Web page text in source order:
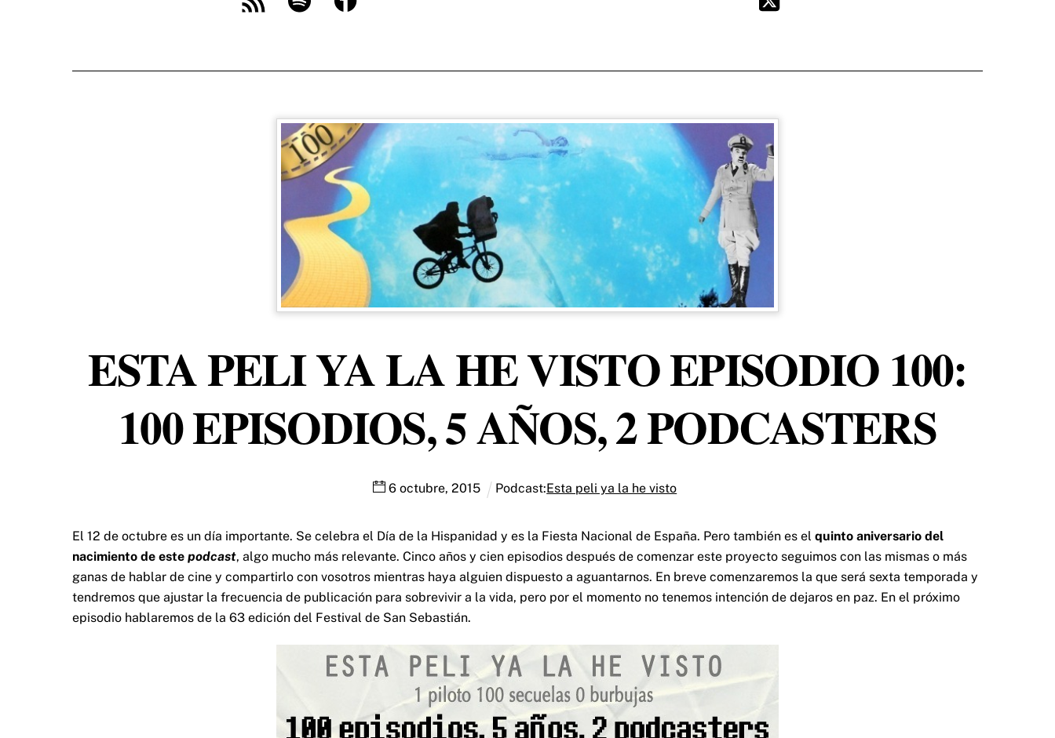
Feed
Spotify Ivoox Twitter
ESTA PELI YA LA HE VISTO EPISODIO 100:
100 EPISODIOS, 5 AÑOS, 2 PODCASTERS
6 octubre,2015 Podcast:Esta peli ya la he visto
El 12 de octubre es un día importante. Se celebra el Día de la Hispanidad y es la Fiesta Nacional de España. Pero también es el quinto aniversario del
nacimiento de este podcast, algo mucho más relevante. Cinco años y cien episodios después de comenzar este proyecto seguimos con las mismas o más
ganas de hablar de cine y compartirlo con vosotros mientras haya alguien dispuesto a aguantarnos. En breve comenzaremos la que será sexta temporada y
tendremos que ajustar la frecuencia de publicación para sobrevivir a la vida, pero por el momento no tenemos intención de dejaros en paz. En el próximo
episodio hablaremos de la 63 edición del Festival de San Sebastián.